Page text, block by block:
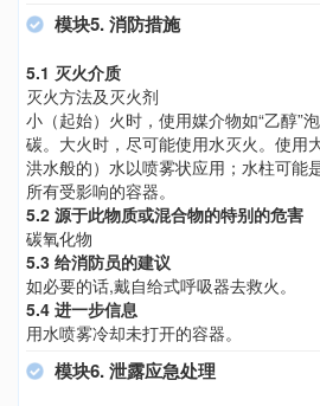
模块5. 消防措施
5.1 灭火介质
灭火方法及灭火剂
小（起始）火时，使用媒介物如“乙醇”
碳。大火时，尽可能使用水灭火。使用
洪水般的）水以喷雾状应用；水柱可能
所有受影响的容器。
5.2 源于此物质或混合物的特别的危害
碳氧化物
5.3 给消防员的建议
如必要的话,戴自给式呼吸器去救火。
5.4 进一步信息
用水喷雾冷却未打开的容器。
模块6. 泄露应急处理